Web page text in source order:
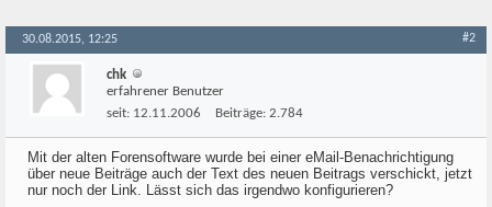
30.08.2015, 12:25 #2
chk
erfahrener Benutzer
seit: 12.11.2006 Beiträge: 2.784
Mit der alten Forensoftware wurde bei einer eMail-Benachrichtigung
über neue Beiträge auch der Text des neuen Beitrags verschickt, jetzt
nur noch der Link. Lässt sich das irgendwo konfigurieren?